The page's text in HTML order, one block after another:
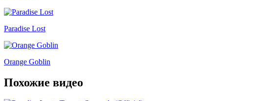
Paradise Lost
Orange Goblin
Похожие видео